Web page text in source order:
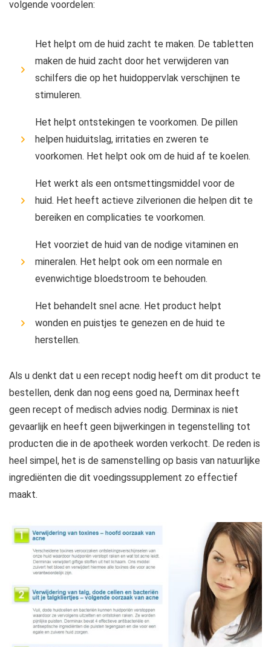
volgende voordelen:
Het helpt om de huid zacht te maken. De tabletten
maken de huid zacht door het verwijderen van
schilfers die op het huidoppervlak verschijnen te
stimuleren.
Het helpt ontstekingen te voorkomen. De pillen
helpen huiduitslag, irritaties en zweren te
voorkomen. Het helpt ook om de huid af te koelen.
Het werkt als een ontsmettingsmiddel voor de
huid. Het heeft actieve zilverionen die helpen dit te
bereiken en complicaties te voorkomen.
Het voorziet de huid van de nodige vitaminen en
mineralen. Het helpt ook om een ​​normale en
evenwichtige bloedstroom te behouden.
Het behandelt snel acne. Het product helpt
wonden en puistjes te genezen en de huid te
herstellen.
Als u denkt dat u een recept nodig heeft om dit product te
bestellen, denk dan nog eens goed na, Derminax heeft
geen recept of medisch advies nodig. Derminax is niet
gevaarlijk en heeft geen bijwerkingen in tegenstelling tot
producten die in de apotheek worden verkocht. De reden is
heel simpel, het is de samenstelling op basis van natuurlijke
ingrediënten die dit voedingssupplement zo effectief
maakt.